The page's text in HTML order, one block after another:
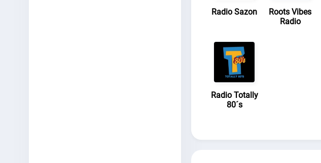
Radio Sazon
Roots Vibes
Radio
Radio Totally
80´s